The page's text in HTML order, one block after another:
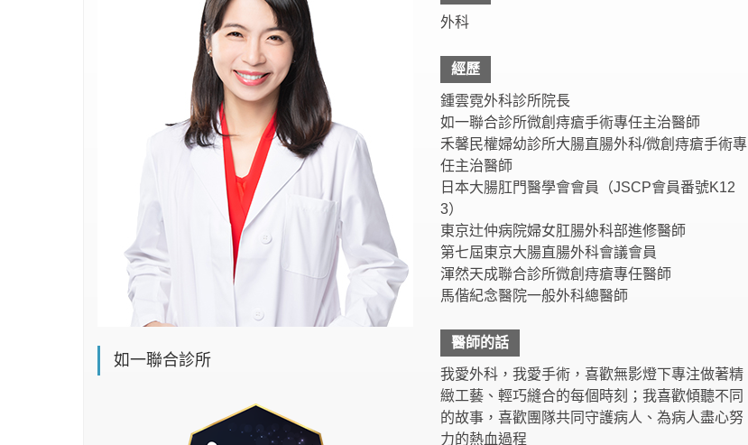
駐站專家
名醫問診室
如一聯合診所
外科
經歷
鍾雲霓外科診所院長
如一聯合診所微創痔瘡手術專任主治醫師
禾馨民權婦幼診所大腸直腸外科/微創痔瘡手術專
任主治醫師
日本大腸肛門醫學會會員（JSCP會員番號K12
3）
東京辻仲病院婦女肛腸外科部進修醫師
第七屆東京大腸直腸外科會議會員
渾然天成聯合診所微創痔瘡專任醫師
馬偕紀念醫院一般外科總醫師
醫師的話
我愛外科，我愛手術，喜歡無影燈下專注做著精
緻工藝、輕巧縫合的每個時刻；我喜歡傾聽不同
的故事，喜歡團隊共同守護病人、為病人盡心努
力的熱血過程